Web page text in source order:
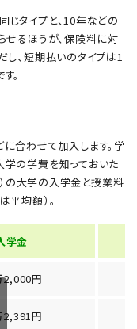
タイプと、10年などの
せるほうが、保険料に対
し、短期払いのタイプは1
。
合わせて加入します。学
の学費を知っておいた
の大学の入学金と授業料
均額）。
学金
2,000円
2,391円